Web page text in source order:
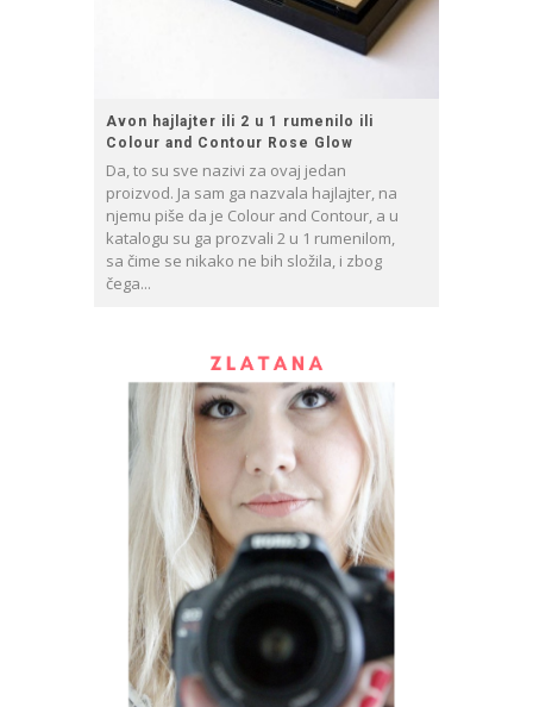
Avon hajlajter ili 2 u 1 rumenilo ili
Colour and Contour Rose Glow
Da, to su sve nazivi za ovaj jedan
proizvod. Ja sam ga nazvala hajlajter, na
njemu piše da je Colour and Contour, a u
katalogu su ga prozvali 2 u 1 rumenilom,
sa čime se nikako ne bih složila, i zbog
čega...